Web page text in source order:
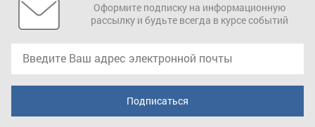
Оформите подписку на информационную
рассылку и будьте всегда в курсе событий